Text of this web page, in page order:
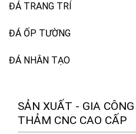
ĐÁ TRANG TRÍ
ĐÁ ỐP TƯỜNG
ĐÁ NHÂN TẠO
SẢN XUẤT - GIA
THẢM CNC CAO CẤP